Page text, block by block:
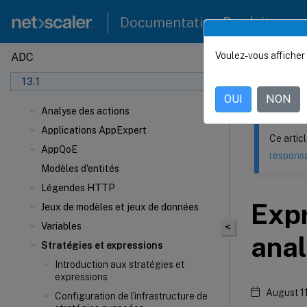
Documentation Produit
ADC
13.1
Analyse des actions
Applications AppExpert
AppQoE
Modèles d'entités
Légendes HTTP
Jeux de modèles et jeux de données
Variables
Stratégies et expressions
Introduction aux stratégies et
expressions
Configuration de l'infrastructure de
Ce contenu a
<
Ce
August
Voulez-vous
OUI NON